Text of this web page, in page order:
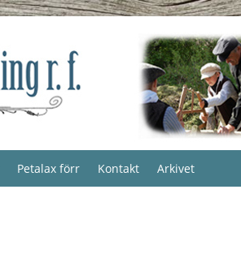
Petalax förr Kontakt Arkivet